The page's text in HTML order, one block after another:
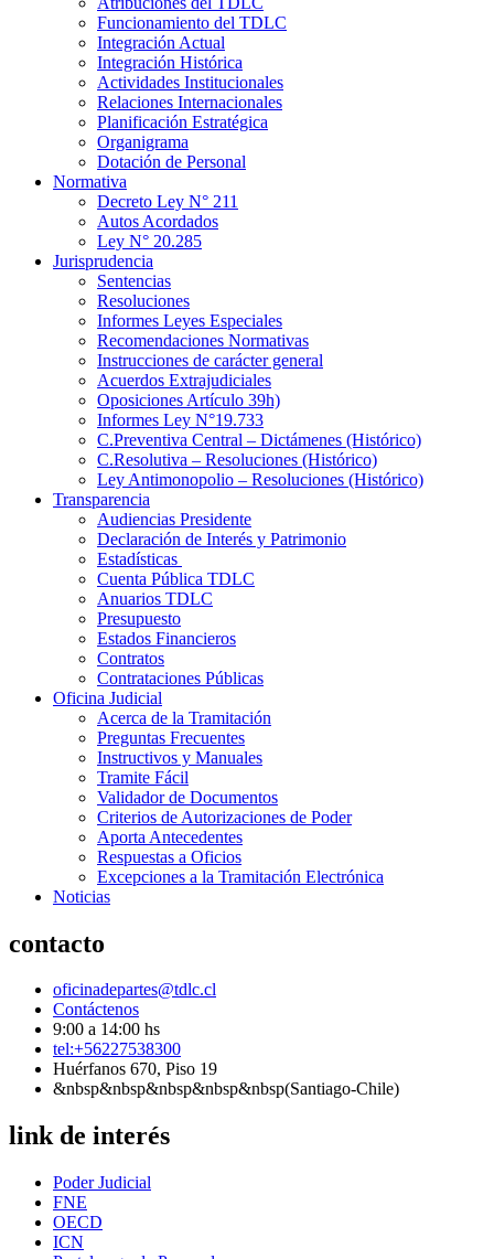
Funcionamiento del TDLC
Integración Actual
Integración Histórica
Actividades Institucionales
Relaciones Internacionales
Planificación Estratégica
Organigrama
Dotación de Personal
Normativa
Decreto Ley N° 211
Autos Acordados
Ley N° 20.285
Jurisprudencia
Sentencias
Resoluciones
Informes Leyes Especiales
Recomendaciones Normativas
Instrucciones de carácter general
Acuerdos Extrajudiciales
Oposiciones Artículo 39h)
Informes Ley N°19.733
C.Preventiva Central – Dictámenes (Histórico)
C.Resolutiva – Resoluciones (Histórico)
Ley Antimonopolio – Resoluciones (Histórico)
Transparencia
Audiencias Presidente
Declaración de Interés y Patrimonio
Estadísticas
Cuenta Pública TDLC
Anuarios TDLC
Presupuesto
Estados Financieros
Contratos
Contrataciones Públicas
Oficina Judicial
Acerca de la Tramitación
Preguntas Frecuentes
Instructivos y Manuales
Tramite Fácil
Validador de Documentos
Criterios de Autorizaciones de Poder
Aporta Antecedentes
Respuestas a Oficios
Excepciones a la Tramitación Electrónica
Noticias
contacto
oficinadepartes@tdlc.cl
Contáctenos
9:00 a 14:00 hs
tel:+56227538300
Huérfanos 670, Piso 19
&nbsp&nbsp&nbsp&nbsp&nbsp(Santiago-Chile)
link de interés
Poder Judicial
FNE
OECD
ICN